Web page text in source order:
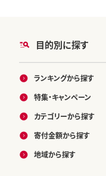
目的別に探す
ランキングから探す
特集・キャンペーン
カテゴリーから探す
寄付金額から探す
地域から探す